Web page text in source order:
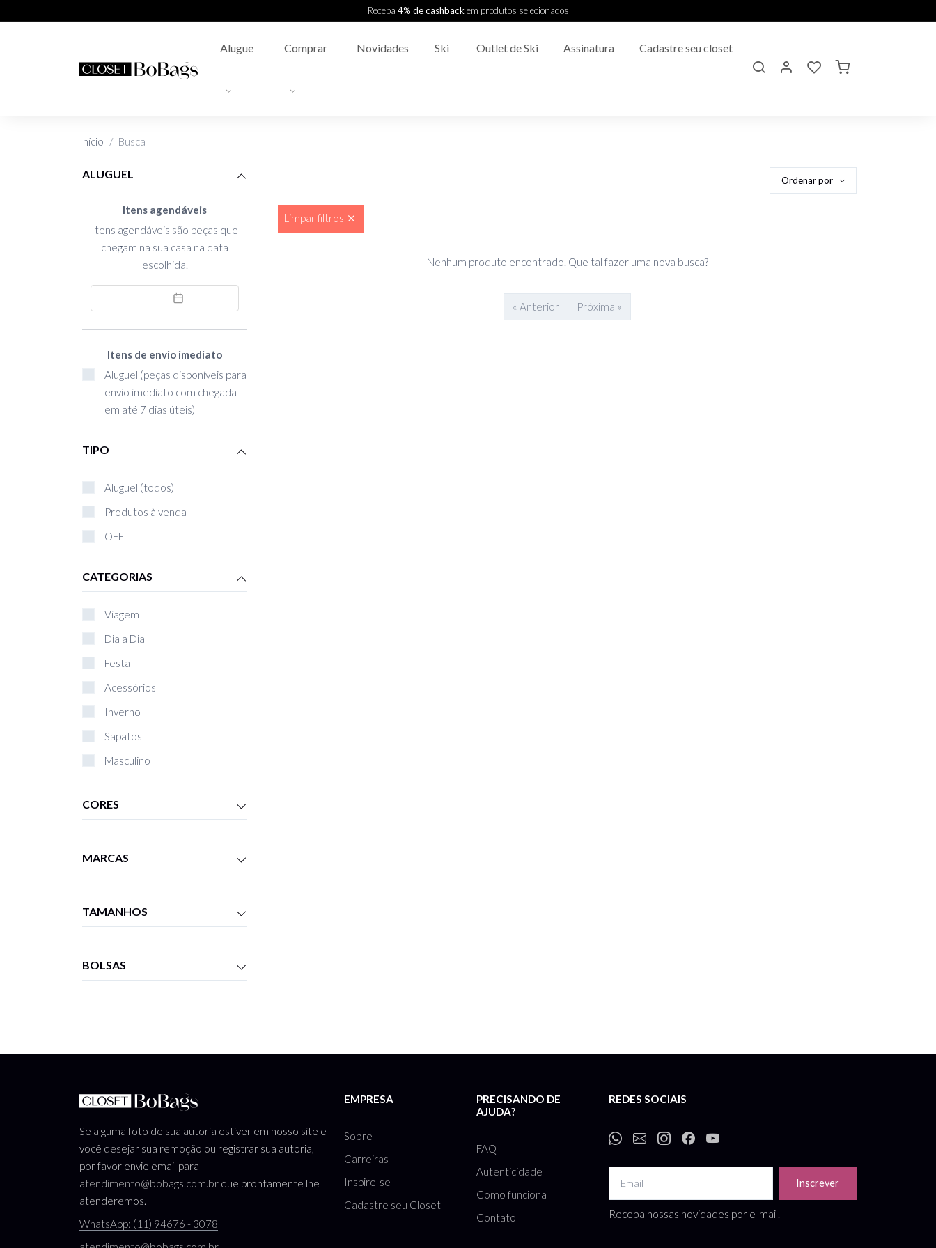
Receba 4% de cashbackem produtos selecionados
Alugue Comprar Novidades Ski Outlet de Ski Assinatura Cadastre seu closet
Início Busca
ALUGUEL
Itens agendáveis
Itens agendáveis são peças que
chegam na sua casa na data
escolhida.
Itens de envio imediato
Aluguel (peças disponíveis para
envio imediato com chegada
em até 7 dias úteis)
TIPO
Aluguel (todos)
Produtos à venda
OFF
CATEGORIAS
Viagem
Dia a Dia
Festa
Acessórios
Inverno
Sapatos
Masculino
Livros
CORES
MARCAS
TAMANHOS
BOLSAS
Ordenar por
Limpar filtros
Nenhum produto encontrado. Que tal fazer uma nova busca?
« Anterior Próxima »
Se alguma foto de sua autoria estiver em nosso site e
você desejar sua remoção ou registrar sua autoria,
por favor envie email para
atendimento@bobags.com.br que prontamente lhe
atenderemos.
WhatsApp: (11) 94676 - 3078
EMPRESA
Sobre
Carreiras
Inspire-se
Cadastre seu Closet
PRECISANDO DE
AJUDA?
FAQ
Autenticidade
Como funciona
Contato
REDES SOCIAIS
Inscrever
Receba nossas novidades por e-mail.